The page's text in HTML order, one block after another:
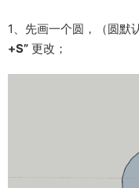
1、先画一个圆，（圆默
+S” 更改；